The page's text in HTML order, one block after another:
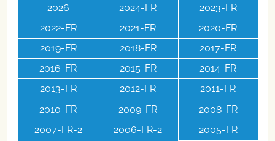
2026 2024-FR
2023-FR
2022-FR
2021-FR
2020-FR
2019-FR
2018-FR
2017-FR
2016-FR
2015-FR
2014-FR
2013-FR
2012-FR
2011-FR
2010-FR
2009-FR
2008-FR
2007-FR-2
2006-FR-2
2005-FR